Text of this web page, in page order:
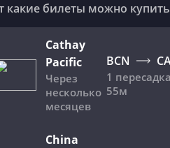
какие билеты можно
Cathay
Pacific
Через
несколько
месяцев
BCN
1 пересадка
55м
China